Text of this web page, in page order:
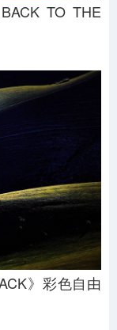
TO THE
》彩色自由